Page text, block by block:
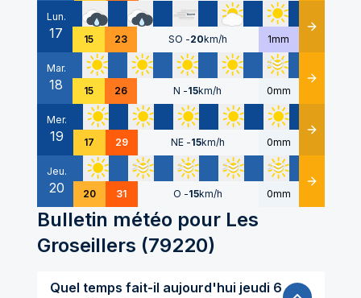
Lun.
17 15 23 SO -20km/h 1mm Détails
Mar.
18 15 26 N -15km/h 0mm Détails
Mer.
19 17 29 NE -15km/h 0mm Détails
Jeu.
20 20 31 O -15km/h 0mm Détails
Bulletin météo pour Les
Groseillers (79220)
Quel temps fait-il aujourd'hui jeudi 6